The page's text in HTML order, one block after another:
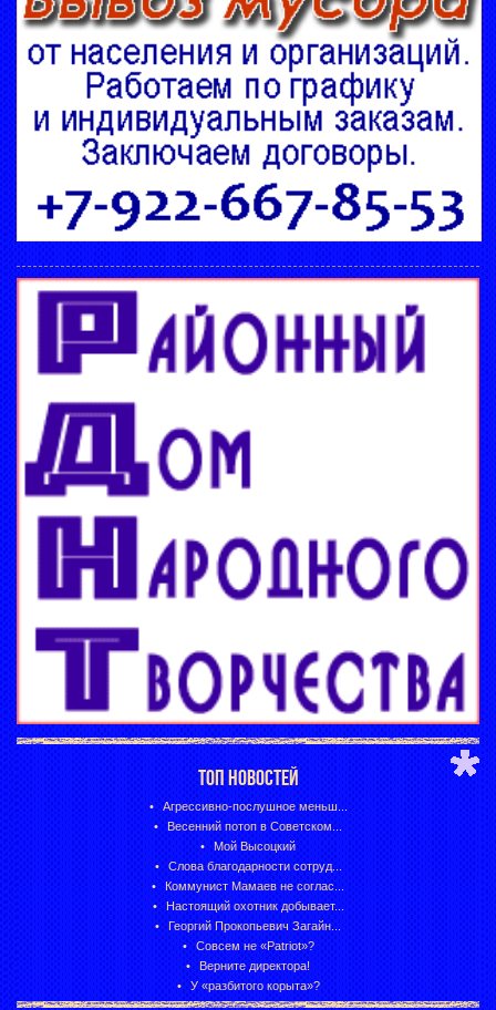
ТОП НОВОСТЕЙ
Агрессивно-послушное меньш...
Весенний потоп в Советском...
Мой Высоцкий
Слова благодарности сотруд...
Коммунист Мамаев не соглас...
Настоящий охотник добывает...
Георгий Прокопьевич Загайн...
Совсем не «Patriot»?
Верните директора!
У «разбитого корыта»?